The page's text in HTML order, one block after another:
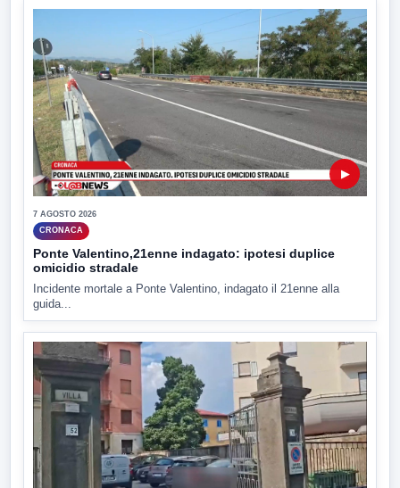
▶
7 AGOSTO 2026
CRONACA
Ponte Valentino,21enne indagato: ipotesi duplice
omicidio stradale
Incidente mortale a Ponte Valentino, indagato il 21enne alla
guida...